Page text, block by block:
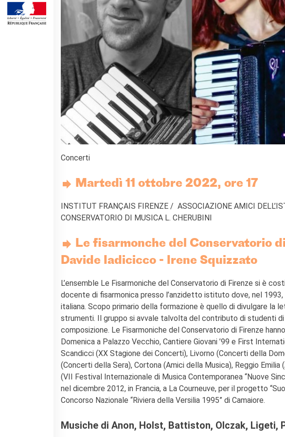
Frantastique
STUDIARE IN FRANCIA
Campus France
ACPF - COOPERAZIONE
EDUCATIVA
Risorse per i docenti di
francese
ARCHIVIO
EVENTI/PODCAST
ATTIVITÀ PER LE SCUOLE
Offerta EsaBac
Les Classes Découverte
(public scolaire)
Le chiavi della città
Ma classe au cinéma
Pcto
BIBLIOTHÈQUE-
Catalogo online
Salon de lecture (online)
LIBRAIRIE FRANÇAISE DE
FLORENCE
CONSULAT DE FRANCE À
FLORENCE
RECHERCHER
Concerti
Martedì 11 ottobre 2022, ore 17
INSTITUT FRANÇAIS FIRENZE / ASSOCIAZIONE AMICI
CONSERVATORIO DI MUSICA L. CHERUBINI
Le fisarmonche del Conservatorio
Davide Iadicicco - Irene Squizzato
L’ensemble Le Fisarmoniche del Conservatorio di Firenze si è
docente di fisarmonica presso l’anzidetto istituto dove, nel
italiana. Scopo primario della formazione è quello di divulgare la
strumenti. Il gruppo si avvale talvolta del contributo di studenti
composizione. Le Fisarmoniche del Conservatorio di Firenze
Domenica a Palazzo Vecchio, Cantiere Giovani ’99 e First
Scandicci (XX Stagione dei Concerti), Livorno (Concerti della
(Concerti della Sera), Cortona (Amici della Musica), Reggio Emilia
(VII Festival Internazionale di Musica Contemporanea “Nuove
nel dicembre 2012, in Francia, a La Courneuve, per il progetto
Concorso Nazionale “Riviera della Versilia 1995” di Camaiore.
Musiche di Anon, Holst, Battiston, Olczak, Ligeti,